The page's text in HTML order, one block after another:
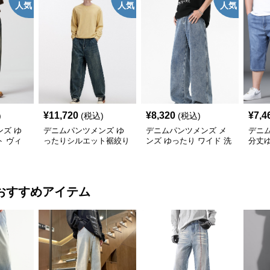
人気
ズ ゆ
ヴィ
人気
¥11,720 (税込)
デニムパンツメンズ ゆ
ったりシルエット裾絞り
人気
¥8,320 (税込)
デニムパンツメンズ メ
ンズ ゆったり ワイド 洗
¥
デニ
分丈
すすめアイテム